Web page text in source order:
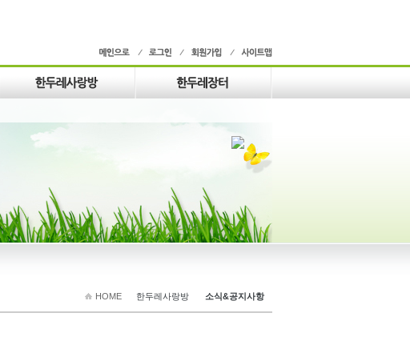
HOME 한두레사랑방 소식&공지사항